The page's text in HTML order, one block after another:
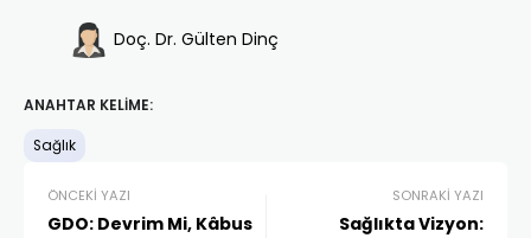
Doç. Dr. Gülten Dinç
ANAHTAR KELIME:
Sağlık
ÖNCEKI YAZI
GDO: Devrim Mi, Kâbus
SONRAKI YAZI
Sağlıkta Vizyon: